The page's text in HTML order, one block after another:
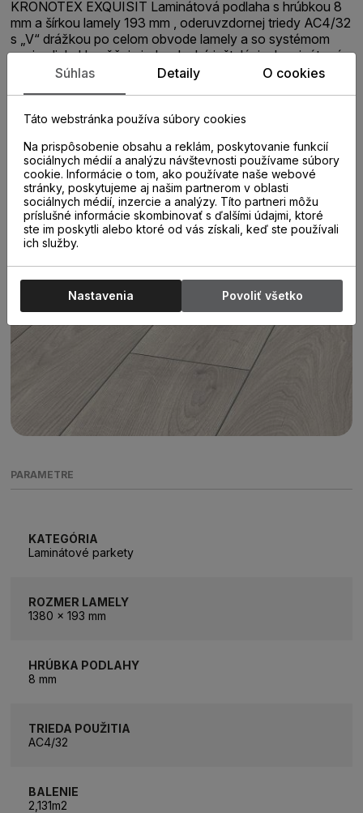
KRONOTEX EXQUISIT Laminátová podlaha s hrúbkou 8
mm a šírkou lamely 193 mm , oderuvzdornej triedy AC4/32
s „V“ drážkou po celom obvode lamely a so systémom
spoja click. Umožňuje jednoduchú inštaláciu. Laminátová
podlaha vhodná do domácnosti a vzhľadom na jej vysokú
vrátane hotelov, reštaurácii, kanceláriách a obchodoch.
PARAMETRE
KATEGÓRIA
Laminátové parkety
ROZMER LAMELY
1380 x 193 mm
HRÚBKA PODLAHY
8 mm
TRIEDA POUŽITIA
AC4/32
BALENIE
2,131m2
Súhlas Detaily O cookies
Táto webstránka používa súbory cookies
Na prispôsobenie obsahu a reklám, poskytovanie funkcií
sociálnych médií a analýzu návštevnosti používame súbory
cookie. Informácie o tom, ako používate naše webové
stránky, poskytujeme aj našim partnerom v oblasti
sociálnych médií, inzercie a analýzy. Títo partneri môžu
príslušné informácie skombinovať s ďalšími údajmi, ktoré
ste im poskytli alebo ktoré od vás získali, keď ste používali
ich služby.
Nastavenia Povoliť všetko